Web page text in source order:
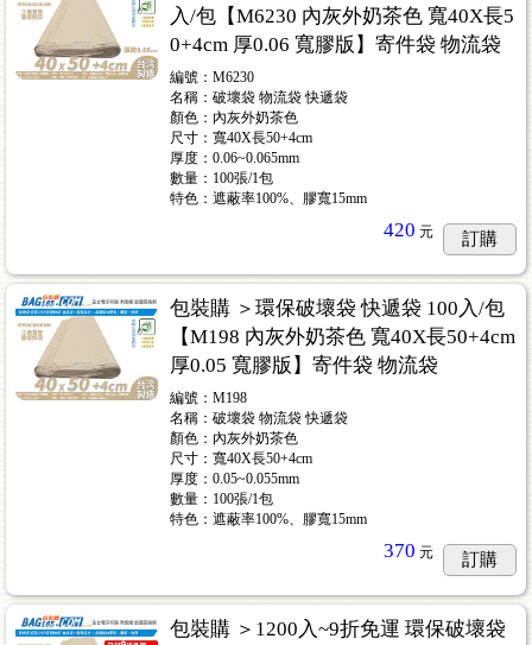
入/包【M6230 內灰外奶茶色 寬40X長5
0+4cm 厚0.06 寬膠版】寄件袋 物流袋
編號：M6230
名稱：破壞袋 物流袋 快遞袋
顏色：內灰外奶茶色
尺寸：寬40X長50+4cm
厚度：0.06~0.065mm
數量：100張/1包
特色：遮蔽率100%、膠寬15mm
420 元 訂購
包裝購 ＞環保破壞袋 快遞袋 100入/包
【M198 內灰外奶茶色 寬40X長50+4cm
厚0.05 寬膠版】寄件袋 物流袋
編號：M198
名稱：破壞袋 物流袋 快遞袋
顏色：內灰外奶茶色
尺寸：寬40X長50+4cm
厚度：0.05~0.055mm
數量：100張/1包
特色：遮蔽率100%、膠寬15mm
370 元 訂購
包裝購 ＞1200入~9折免運 環保破壞袋